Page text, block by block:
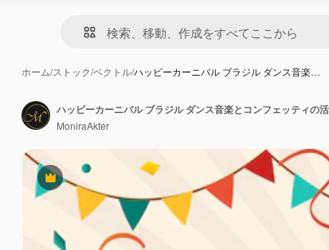
ホーム/ストック/ベクトル/ハッピーカーニバル ブラジル ダンス音楽…
Premium
MoniraAkter